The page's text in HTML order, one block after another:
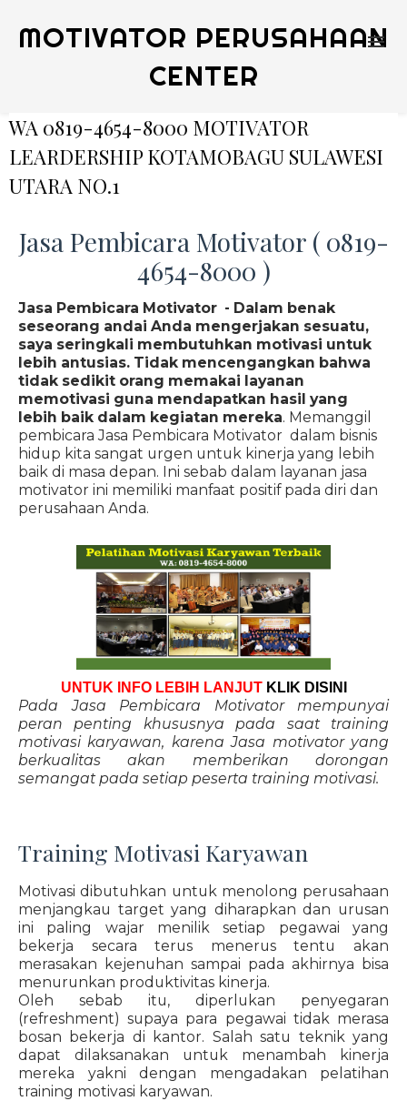
MOTIVATOR PERUSAHAAN
CENTER
WA 0819-4654-8000 MOTIVATOR
LEARDERSHIP KOTAMOBAGU SULAWESI
UTARA NO.1
Jasa Pembicara Motivator ( 0819-
4654-8000 )
Jasa Pembicara Motivator - Dalam benak
seseorang andai Anda mengerjakan sesuatu,
saya seringkali membutuhkan motivasi untuk
lebih antusias. Tidak mencengangkan bahwa
tidak sedikit orang memakai layanan
memotivasi guna mendapatkan hasil yang
lebih baik dalam kegiatan mereka. Memanggil
pembicara Jasa Pembicara Motivator dalam bisnis
hidup kita sangat urgen untuk kinerja yang lebih
baik di masa depan. Ini sebab dalam layanan jasa
motivator ini memiliki manfaat positif pada diri dan
perusahaan Anda.
UNTUK INFO LEBIH LANJUT KLIK DISINI
Pada Jasa Pembicara Motivator mempunyai
peran penting khususnya pada saat training
motivasi karyawan, karena Jasa motivator yang
berkualitas akan memberikan dorongan
semangat pada setiap peserta training motivasi.
Training Motivasi Karyawan
Motivasi dibutuhkan untuk menolong perusahaan
menjangkau target yang diharapkan dan urusan
ini paling wajar menilik setiap pegawai yang
bekerja secara terus menerus tentu akan
merasakan kejenuhan sampai pada akhirnya bisa
menurunkan produktivitas kinerja.
Oleh sebab itu, diperlukan penyegaran
(refreshment) supaya para pegawai tidak merasa
bosan bekerja di kantor. Salah satu teknik yang
dapat dilaksanakan untuk menambah kinerja
mereka yakni dengan mengadakan pelatihan
training motivasi karyawan.